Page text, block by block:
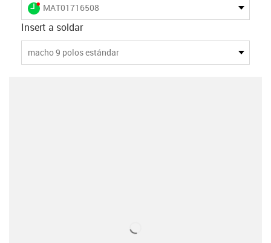
igus-icon-lieferzeit-dot
MAT01716508
Insert a soldar
macho 9 polos estándar